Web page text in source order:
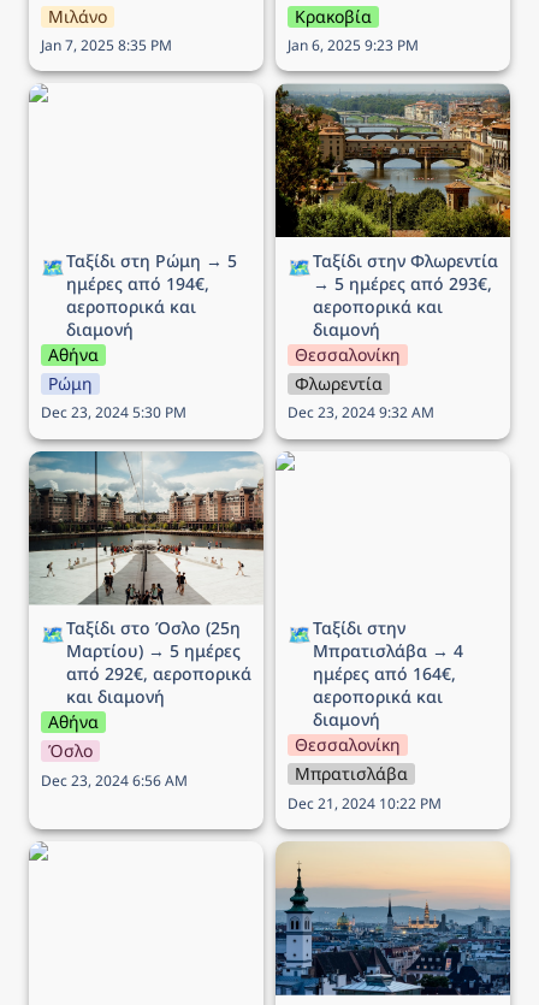
Μιλάνο
Jan 7, 2025 8:35 PM
Κρακοβία
Jan 6, 2025 9:23 PM
Ταξίδι στη Ρώμη → 5
🗺️Ταξίδι στη Ρώμη → 5
ημέρες από 194€,
αεροπορικά και
διαμονή
Αθήνα
Ρώμη
Dec 23, 2024 5:30 PM
Ταξίδι στην Φλωρεντία →
5 ημέρες από 293€,
αεροπορικά και διαμονή
🗺️Ταξίδι στην Φλωρεντία
→ 5 ημέρες από 293€,
αεροπορικά και
διαμονή
Θεσσαλονίκη
Φλωρεντία
Dec 23, 2024 9:32 AM
Ταξίδι στο Όσλο (25η
Μαρτίου) → 5 ημέρες
από 292€, αεροπορικά
και διαμονή
🗺️Ταξίδι στο Όσλο (25η
Μαρτίου) → 5 ημέρες
από 292€, αεροπορικά
και διαμονή
Αθήνα
Όσλο
Dec 23, 2024 6:56 AM
Ταξίδι στην Μπρατισλάβα
🗺️Ταξίδι στην
Μπρατισλάβα → 4
ημέρες από 164€,
αεροπορικά και
διαμονή
Θεσσαλονίκη
Μπρατισλάβα
Dec 21, 2024 10:22 PM
Ταξίδι στο Μιλάνο → 5
Ταξίδι στην Βιέννη (Αγίου
Βαλεντίνου) → 5 ημέρες
από 172€, αεροπορικά
και διαμονή